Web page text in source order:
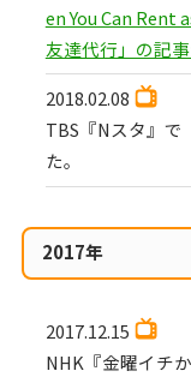
en You Can Rent
友達代行」の記
2018.02.08
TBS『Nスタ』で
た。
2017年
2017.12.15
NHK『金曜イチ